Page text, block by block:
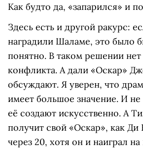
Как будто да, «запарился» и
Здесь есть и другой ракурс:
наградили Шаламе, это было
понятно. В таком решении нет
конфликта. А дали «Оскар»
обсуждают. Я уверен, что
имеет большое значение. И
её создают искусственно. А
получит свой «Оскар», как Ди
через 20, хотя он и наиграл на